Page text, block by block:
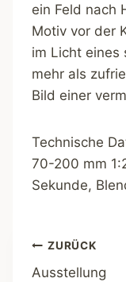
ein Feld nach
Motiv vor der
im Licht eines
mehr als
Bild einer
Technische
70-200 mm
Sekunde,
ZURÜCK
Ausstellung